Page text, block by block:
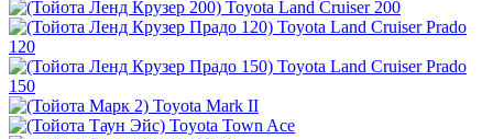
Toyota Land Cruiser 200
Toyota Land Cruiser Prado
120
Toyota Land Cruiser Prado
150
Toyota Mark II
Toyota Town Ace